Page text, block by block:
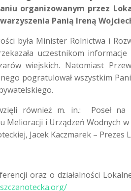
organizowanym przez
Panią Ireną
była Minister Rolnictwa i
uczestnikom
wiejskich. Natomiast
pogratulował wszystkim
również m. in.: Poseł na
Melioracji i Urządzeń Wodnych
Jacek Kaczmarek – Prezes
oraz o działalności